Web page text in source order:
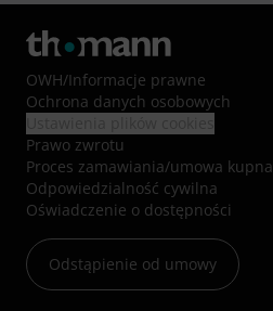
OWH/Informacje prawne
Ochrona danych osobowych
Prawo zwrotu
Proces zamawiania/umowa kupna
Odpowiedzialność cywilna
Oświadczenie o dostępności
Odstąpienie od umowy